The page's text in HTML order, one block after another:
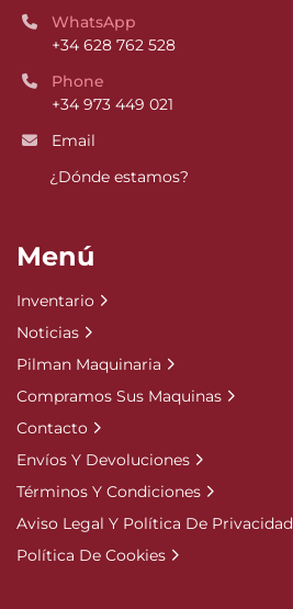
WhatsApp
+34 628 762 528
Phone
+34 973 449 021
Email
¿Dónde estamos?
Menú
Inventario
Noticias
Pilman Maquinaria
Compramos Sus Maquinas
Contacto
Envíos Y Devoluciones
Términos Y Condiciones
Aviso Legal Y Política De Privacidad
Política De Cookies